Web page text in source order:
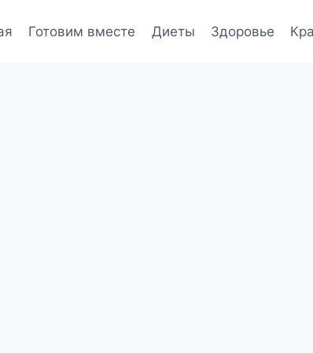
Готовим вместе Диеты Здоровье